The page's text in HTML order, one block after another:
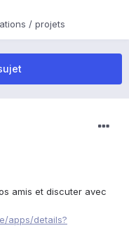
/ projets
amis et discuter avec
apps/details?